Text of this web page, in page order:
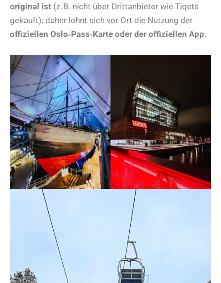
original ist (z. B. nicht über Drittanbieter wie Tiqets
gekauft); daher lohnt sich vor Ort die Nutzung der
offiziellen Oslo‑Pass‑Karte oder der offiziellen App.